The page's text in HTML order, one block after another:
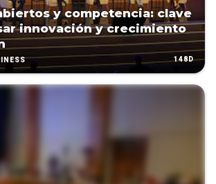
y competencia: clave
innovación y crecimiento
148D